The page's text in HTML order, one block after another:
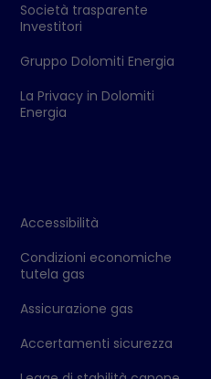
Società trasparente
Investitori
Gruppo Dolomiti Energia
La Privacy in Dolomiti
Energia
Accessibilità
Condizioni economiche
tutela gas
Assicurazione gas
Accertamenti sicurezza